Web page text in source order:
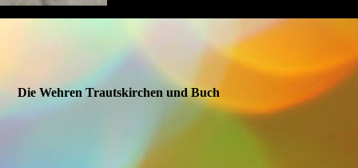
Die Wehren Trautskirchen und Buch